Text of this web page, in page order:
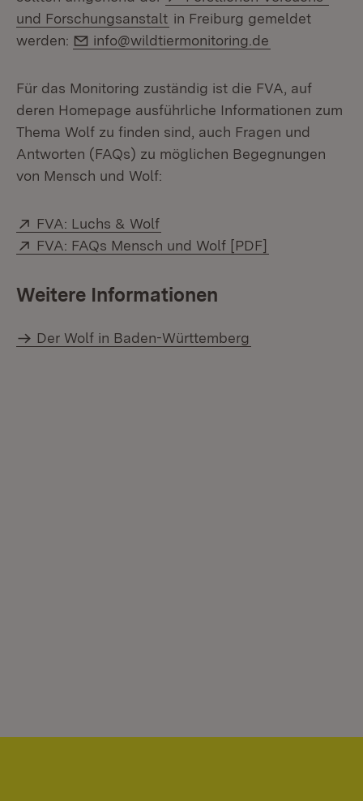
und Forschungsanstalt (Öffnet in neuem Fenster)
in Freiburg gemeldet
werden:
E-Mail:
info@wildtiermonitoring.de
Für das Monitoring zuständig ist die FVA, auf
deren Homepage ausführliche Informationen zum
Thema Wolf zu finden sind, auch Fragen und
Antworten (FAQs) zu möglichen Begegnungen
von Mensch und Wolf:
Extern:
FVA: Luchs & Wolf
Extern:
FVA: FAQs Mensch und Wolf [PDF]
Weitere Informationen
Der Wolf in Baden-Württemberg